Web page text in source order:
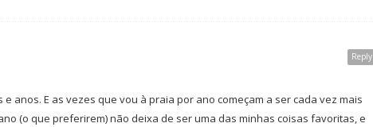
Reply
anos. E as vezes que vou à praia por ano começam a ser cada vez mais
(o que preferirem) não deixa de ser uma das minhas coisas favoritas, e